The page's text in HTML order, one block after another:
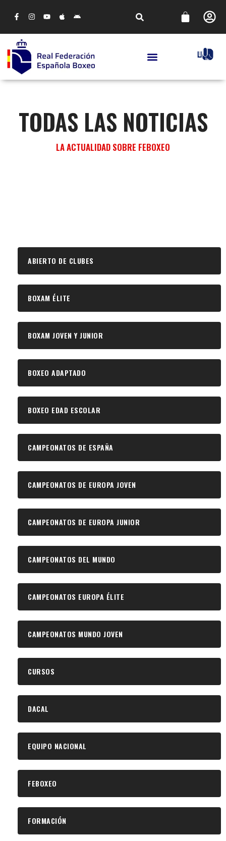
TODAS LAS NOTICIAS
LA ACTUALIDAD SOBRE FEBOXEO
ABIERTO DE CLUBES
BOXAM ÉLITE
BOXAM JOVEN Y JUNIOR
BOXEO ADAPTADO
BOXEO EDAD ESCOLAR
CAMPEONATOS DE ESPAÑA
CAMPEONATOS DE EUROPA JOVEN
CAMPEONATOS DE EUROPA JUNIOR
CAMPEONATOS DEL MUNDO
CAMPEONATOS EUROPA ÉLITE
CAMPEONATOS MUNDO JOVEN
CURSOS
DACAL
EQUIPO NACIONAL
FEBOXEO
FORMACIÓN